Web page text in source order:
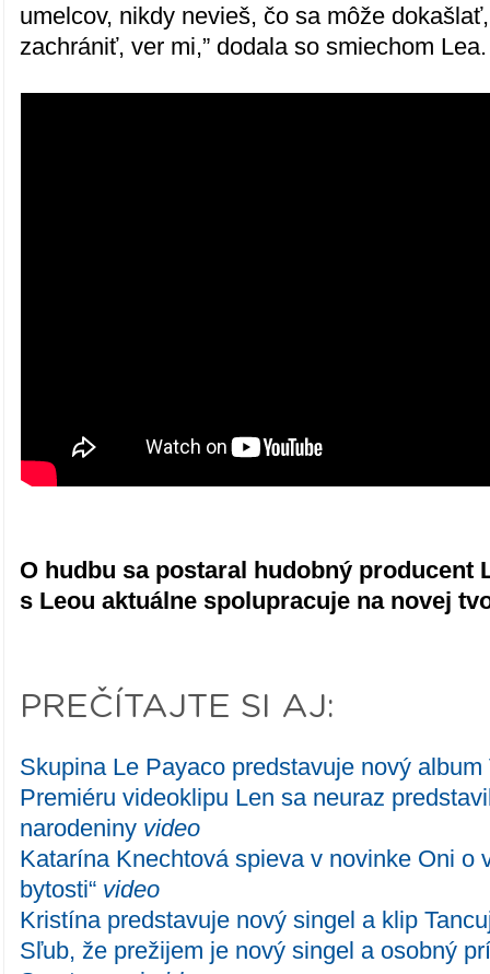
umelcov, nikdy nevieš, čo sa môže
zachrániť, ver mi,” dodala so smiechom Lea.
O hudbu sa postaral hudobný producent
s Leou aktuálne spolupracuje na novej
PREČÍTAJTE SI AJ:
Skupina Le Payaco predstavuje nový
Premiéru videoklipu Len sa neuraz
narodeniny video
Katarína Knechtová spieva v novinke Oni o
bytosti“ video
Kristína predstavuje nový singel a klip
Sľub, že prežijem je nový singel a osobný